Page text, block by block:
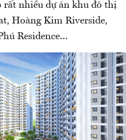
rất nhiều dự án khu đô thị
Hoàng Kim Riverside,
Residence…